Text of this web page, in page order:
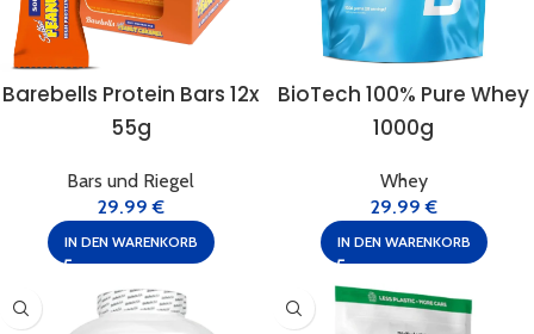
Barebells Protein Bars 12x
55g
Bars und Riegel
29.99€
IN DEN WARENKORB
BioTech 100% Pure Whey
1000g
Whey
29.99€
IN DEN WARENKORB